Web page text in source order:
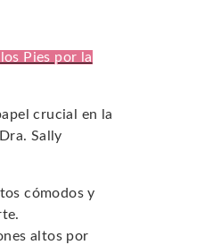
Pies por la
crucial en la
Sally
cómodos y
altos por